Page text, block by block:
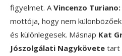
figyelmet. AVincenzo
mottója, hogy nem
és különlegesek. Másnap Kat
Jószolgálati Nagykövete tart